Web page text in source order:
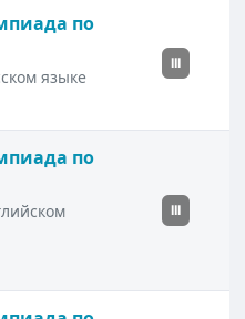
по
языке
III
по
III